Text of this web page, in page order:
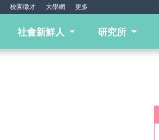
校園徵才 大學網 更多
社會新鮮人 研究所